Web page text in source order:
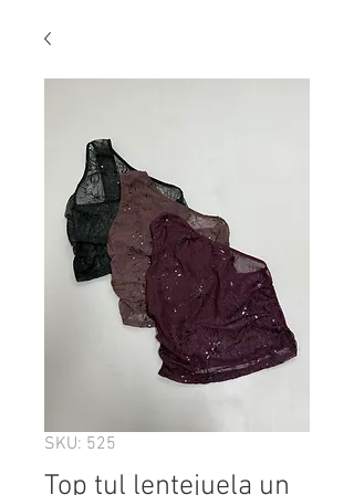
SKU: 525
Top tul lentejuela un